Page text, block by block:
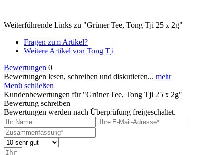
Weiterführende Links zu "Grüner Tee, Tong Tji 25 x 2g"
Fragen zum Artikel?
Weitere Artikel von Tong Tji
Bewertungen 0
Bewertungen lesen, schreiben und diskutieren... mehr
Menü schließen
Kundenbewertungen für "Grüner Tee, Tong Tji 25 x 2g"
Bewertung schreiben
Bewertungen werden nach Überprüfung freigeschaltet.